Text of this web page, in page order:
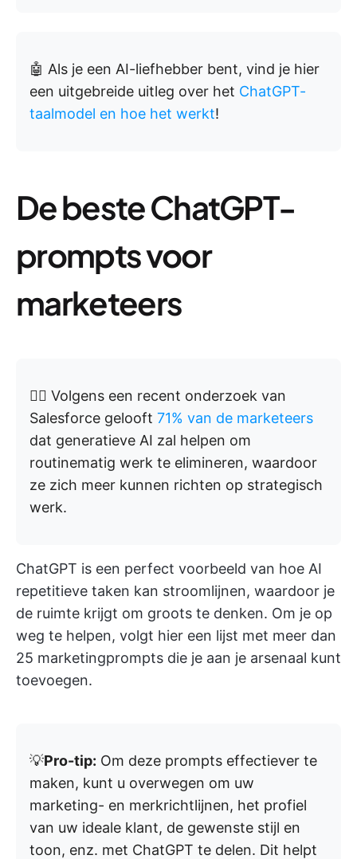
🤖 Als je een AI-liefhebber bent, vind je hier
een uitgebreide uitleg over het ChatGPT-
taalmodel en hoe het werkt!
De beste ChatGPT-
prompts voor
marketeers
👉🏼 Volgens een recent onderzoek van
Salesforce gelooft 71% van de marketeers
dat generatieve AI zal helpen om
routinematig werk te elimineren, waardoor
ze zich meer kunnen richten op strategisch
werk.
ChatGPT is een perfect voorbeeld van hoe AI
repetitieve taken kan stroomlijnen, waardoor je
de ruimte krijgt om groots te denken. Om je op
weg te helpen, volgt hier een lijst met meer dan
25 marketingprompts die je aan je arsenaal kunt
toevoegen.
💡Pro-tip: Om deze prompts effectiever te
maken, kunt u overwegen om uw
marketing- en merkrichtlijnen, het profiel
van uw ideale klant, de gewenste stijl en
toon, enz. met ChatGPT te delen. Dit helpt